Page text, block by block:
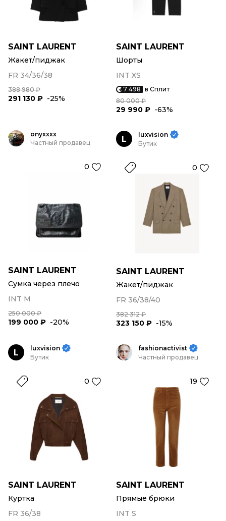
SAINT LAURENT
Жакет/пиджак
FR 34/36/38
388 980 ₽
291 130 ₽ -25%
SAINT LAURENT
Шорты
INT XS
7 498 в Сплит
80 000 ₽
29 990 ₽ -63%
onyxxxx
Частный продавец
0
SAINT LAURENT
Сумка через плечо
INT M
250 000 ₽
199 000 ₽ -20%
L
luxvision
Бутик
0
SAINT LAURENT
Жакет/пиджак
FR 36/38/40
382 312 ₽
323 150 ₽ -15%
L
luxvision
Бутик
0
SAINT LAURENT
Куртка
FR 36/38
fashionactivist
Частный продавец
19
SAINT LAURENT
Прямые брюки
INT S